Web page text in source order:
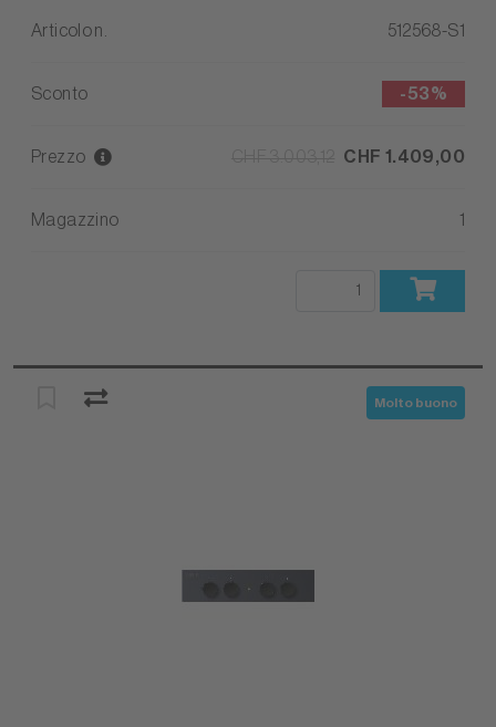
Articolo n. 512568-S1
Sconto -53%
Prezzo CHF 1.409,00
Magazzino 1
Molto buono